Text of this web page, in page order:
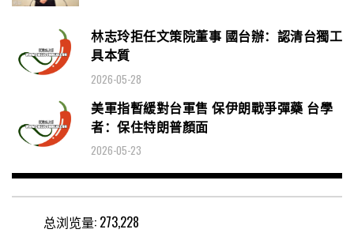
林志玲拒任文策院董事 國台辦：認清台獨工
具本質
2026-05-28
美軍指暫緩對台軍售 保伊朗戰爭彈藥 台學
者：保住特朗普顏面
2026-05-23
总浏览量: 273,228